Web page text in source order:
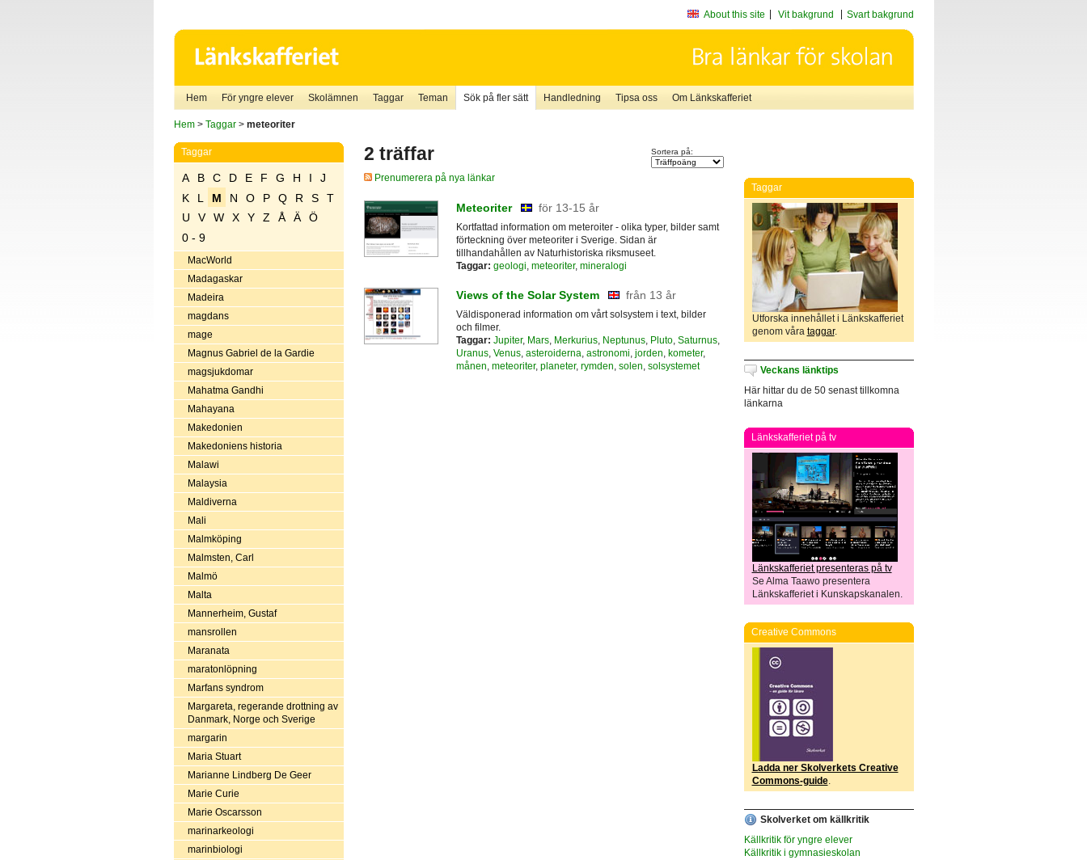
About this site Vit bakgrund Svart bakgrund
Hem För yngre elever Skolämnen Taggar Teman Sök på fler sätt Handledning Tipsa oss Om Länkskafferiet
Hem> Taggar> meteoriter
Taggar
A B C D E F G H I
J
K
L M N O P Q R S
T
U
V W X Y Z Å Ä
Ö
0 - 9
MacWorld
Madagaskar
Madeira
magdans
mage
Magnus Gabriel de la Gardie
magsjukdomar
Mahatma Gandhi
Mahayana
Makedonien
Makedoniens historia
Malawi
Malaysia
Maldiverna
Mali
Malmköping
Malmsten, Carl
Malmö
Malta
Mannerheim, Gustaf
mansrollen
Maranata
maratonlöpning
Marfans syndrom
Margareta, regerande drottning av
Danmark, Norge och Sverige
margarin
Maria Stuart
Marianne Lindberg De Geer
Marie Curie
Marie Oscarsson
marinarkeologi
marinbiologi
2 träffar Sortera på:
Prenumerera på nya länkar
Meteoriter för 13-15 år
Kortfattad information om meteroiter - olika typer, bilder samt
förteckning över meteoriter i Sverige. Sidan är
tillhandahållen av Naturhistoriska riksmuseet.
Taggar: geologi meteoriter, mineralogi
Views of the Solar System från 13 år
Väldisponerad information om vårt solsystem i text, bilder
och filmer.
Taggar: Jupiter, Mars, Merkurius, Neptunus, Pluto, Saturnus,
Uranus, Venus, asteroiderna, astronomi, jorden, kometer,
månen, meteoriter, planeter, rymden, solen, solsystemet
Taggar
Utforska innehållet i Länkskafferiet
genom våra taggar.
Veckans länktips
Här hittar du de 50 senast tillkomna
länkarna
Länkskafferiet på tv
Länkskafferiet presenteras på tv
Se Alma Taawo presentera
Länkskafferiet i Kunskapskanalen.
Creative Commons
Ladda ner Skolverkets Creative
Commons-guide.
Skolverket om källkritik
Källkritik för yngre elever
Källkritik i gymnasieskolan